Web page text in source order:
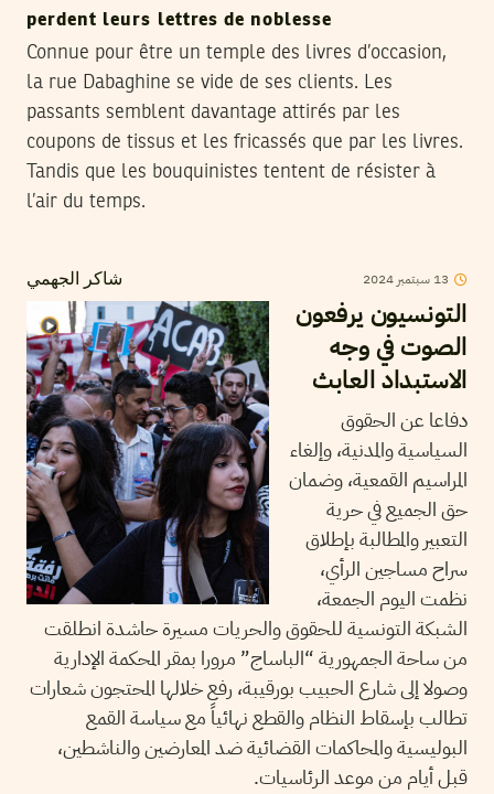
perdent leurs lettres de noblesse
Connue pour être un temple des livres d’occasion,
la rue Dabaghine se vide de ses clients. Les
passants semblent davantage attirés par les
coupons de tissus et les fricassés que par les livres.
Tandis que les bouquinistes tentent de résister à
l’air du temps.
شاكر الجهمي 13 سبتمبر 2024
التونسيون يرفعون
الصوت في وجه
الاستبداد العابث
دفاعا عن الحقوق
السياسية والمدنية، وإلغاء
المراسيم القمعية، وضمان
حق الجميع في حرية
التعبير والمطالبة بإطلاق
سراح مساجين الرأي،
نظمت اليوم الجمعة،
الشبكة التونسية للحقوق والحريات مسيرة حاشدة انطلقت
من ساحة الجمهورية “الباساج” مرورا بمقر المحكمة الإدارية
وصولا إلى شارع الحبيب بورقيبة، رفع خلالها المحتجون شعارات
تطالب بإسقاط النظام والقطع نهائياً مع سياسة القمع
البوليسية والمحاكمات القضائية ضد المعارضين والناشطين،
قبل أيام من موعد الرئاسيات.